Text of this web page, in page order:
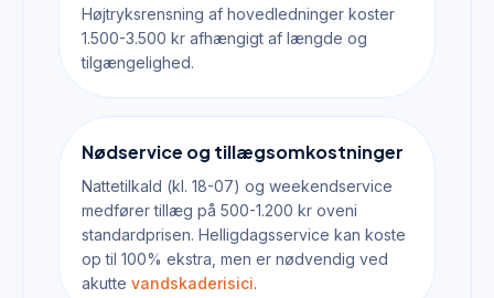
Højtryksrensning af hovedledninger koster
1.500-3.500 kr afhængigt af længde og
tilgængelighed.
Nødservice og tillægsomkostninger
Nattetilkald (kl. 18-07) og weekendservice
medfører tillæg på 500-1.200 kr oveni
standardprisen. Helligdagsservice kan koste
op til 100% ekstra, men er nødvendig ved
akutte vandskaderisici.